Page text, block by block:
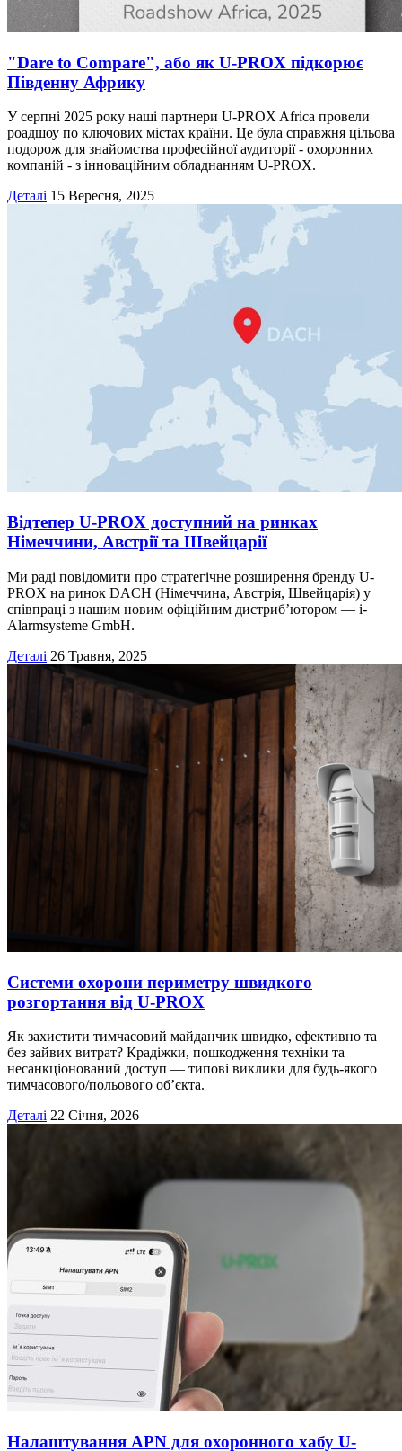
"Dare to Compare", або як U-PROX підкорює
Південну Африку
У серпні 2025 року наші партнери U-PROX Africa провели
роадшоу по ключових містах країни. Це була справжня цільова
подорож для знайомства професійної аудиторії - охоронних
компаній - з інноваційним обладнанням U-PROX.
Деталі 15 Вересня, 2025
Відтепер U-PROX доступний на ринках
Німеччини, Австрії та Швейцарії
Ми раді повідомити про стратегічне розширення бренду U-
PROX на ринок DACH (Німеччина, Австрія, Швейцарія) у
співпраці з нашим новим офіційним дистриб’ютором — i-
Alarmsysteme GmbH.
Деталі 26 Травня, 2025
Cистеми охорони периметру швидкого
розгортання від U-PROX
Як захистити тимчасовий майданчик швидко, ефективно та
без зайвих витрат? Крадіжки, пошкодження техніки та
несанкціонований доступ — типові виклики для будь-якого
тимчасового/польового об’єкта.
Деталі 22 Січня, 2026
Налаштування APN для охоронного хабу U-